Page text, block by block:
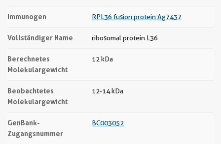
Immunogen RPL36 fusion protein Ag7437
Vollständiger Name ribosomal protein L36
Berechnetes
Molekulargewicht
12 kDa
Beobachtetes
Molekulargewicht
12-14 kDa
GenBank-
Zugangsnummer
BC003052